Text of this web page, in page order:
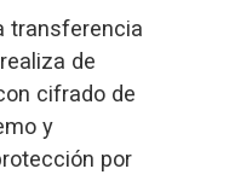
transferencia
de
cifrado de
y
por